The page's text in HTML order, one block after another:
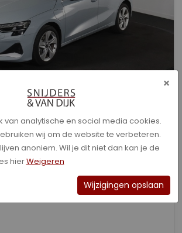
40 TFSI e Advanced edition
×
van analytische en social media cookies.
wij om de website te verbeteren.
anoniem. Wil je dit niet dan kan je de
hierWeigeren
Wijzigingen opslaan